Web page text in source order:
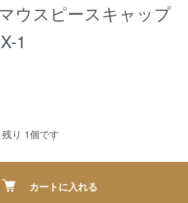
ウスピースキャップ
1
り 1個です
カートに入れる